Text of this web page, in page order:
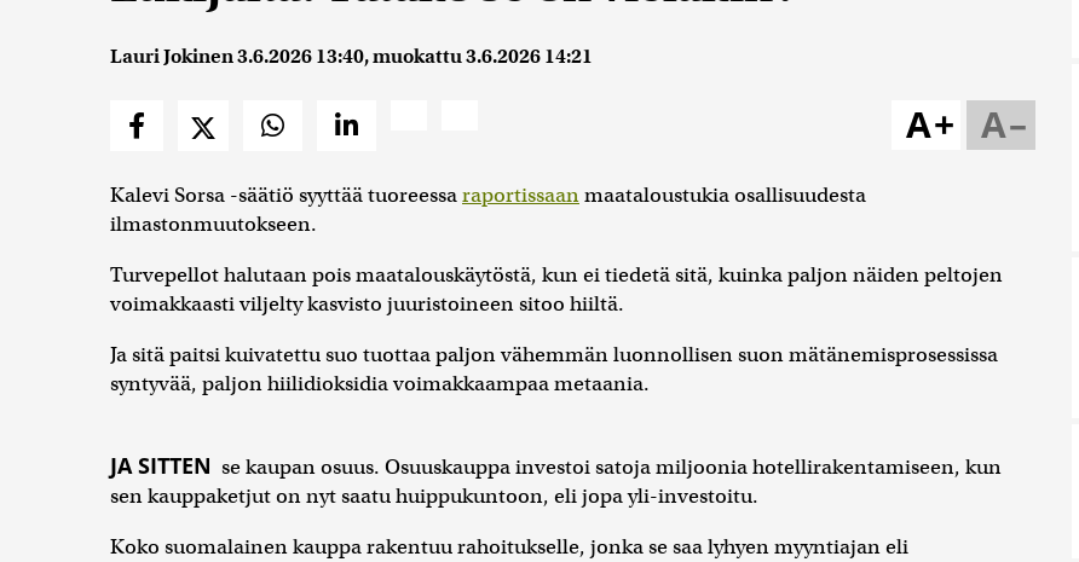
Lauri Jokinen3.6.2026 13:40, muokattu3.6.2026 14:21
A–
A+
Kalevi Sorsa -säätiö syyttää tuoreessaraportissaanmaataloustukia osallisuudesta
ilmastonmuutokseen.
Turvepellot halutaan pois maatalouskäytöstä, kun ei tiedetä sitä, kuinka paljon näiden peltojen
voimakkaasti viljelty kasvisto juuristoineen sitoo hiiltä.
Ja sitä paitsi kuivatettu suo tuottaa paljon vähemmän luonnollisen suon mätänemisprosessissa
syntyvää, paljon hiilidioksidia voimakkaampaa metaania.
JA SITTEN se kaupan osuus. Osuuskauppa investoi satoja miljoonia hotellirakentamiseen, kun
sen kauppaketjut on nyt saatu huippukuntoon, eli jopa yli-investoitu.
Koko suomalainen kauppa rakentuu rahoitukselle, jonka se saa lyhyen myyntiajan eli